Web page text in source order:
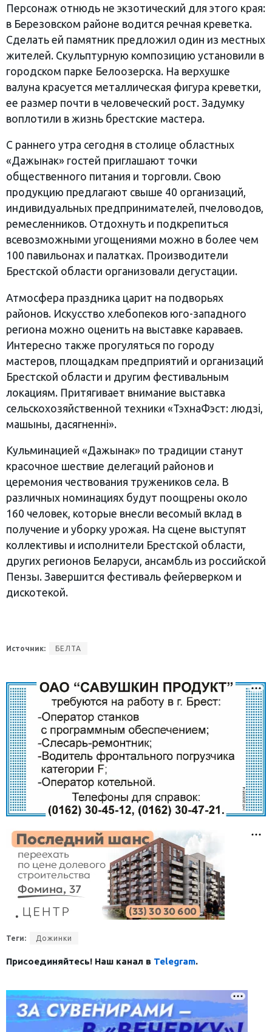
Персонаж отнюдь не экзотический для этого края:
в Березовском районе водится речная креветка.
Сделать ей памятник предложил один из местных
жителей. Скульптурную композицию установили в
городском парке Белоозерска. На верхушке
валуна красуется металлическая фигура креветки,
ее размер почти в человеческий рост. Задумку
воплотили в жизнь брестские мастера.
С раннего утра сегодня в столице областных
«Дажынак» гостей приглашают точки
общественного питания и торговли. Свою
продукцию предлагают свыше 40 организаций,
индивидуальных предпринимателей, пчеловодов,
ремесленников. Отдохнуть и подкрепиться
всевозможными угощениями можно в более чем
100 павильонах и палатках. Производители
Брестской области организовали дегустации.
Атмосфера праздника царит на подворьях
районов. Искусство хлебопеков юго-западного
региона можно оценить на выставке караваев.
Интересно также прогуляться по городу
мастеров, площадкам предприятий и организаций
Брестской области и другим фестивальным
локациям. Притягивает внимание выставка
сельскохозяйственной техники «ТэхнаФэст: людзі,
машыны, дасягненні».
Кульминацией «Дажынак» по традиции станут
красочное шествие делегаций районов и
церемония чествования тружеников села. В
различных номинациях будут поощрены около
160 человек, которые внесли весомый вклад в
получение и уборку урожая. На сцене выступят
коллективы и исполнители Брестской области,
других регионов Беларуси, ансамбль из российской
Пензы. Завершится фестиваль фейерверком и
дискотекой.
Источник: БЕЛТА
Теги: Дожинки
Присоединяйтесь! Наш канал в Telegram.